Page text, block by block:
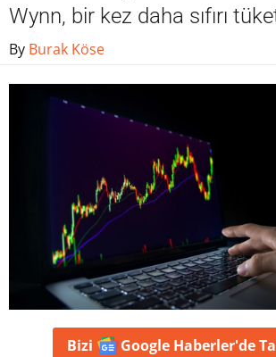
Wynn, bir kez daha sıfırı
By Burak Köse
Bizi Google Haberler'de